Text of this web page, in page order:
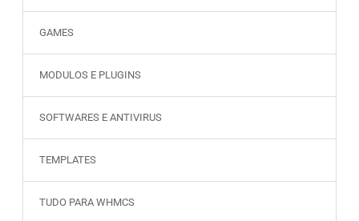
GAMES
MODULOS E PLUGINS
SOFTWARES E ANTIVIRUS
TEMPLATES
TUDO PARA WHMCS